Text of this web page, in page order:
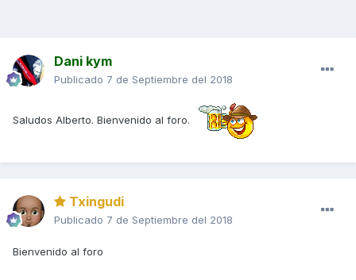
Dani kym
Publicado 7 de Septiembre del 2018
Saludos Alberto. Bienvenido al foro.
Txingudi
Publicado 7 de Septiembre del 2018
Bienvenido al foro